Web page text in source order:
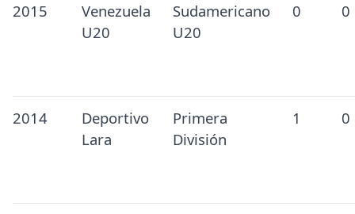
2015
Venezuela
U20
Sudamericano
U20
0 0
2014
Deportivo
Lara
Primera
División
1 0